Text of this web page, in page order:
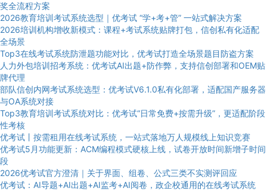
奖全流程方案
2026教育培训考试系统选型｜优考试 “学+考+管” 一站式解决方案
2026培训机构增收新模式：课程+考试系统贴牌打包，信创私有化适配
全场景
Top3在线考试系统防泄题功能对比，优考试打造全场景题目防盗方案
人力外包培训招考系统：优考试AI出题+防作弊，支持信创部署和OEM贴
牌代理
部队信创内网考试系统选型：优考试V6.1.0私有化部署，适配国产服务器
与OA系统对接
Top3教育培训考试系统对比：优考试“日常免费+按需升级”，更适配阶段
性考核
优考试丨按需租用在线考试系统，一站式落地万人规模线上知识竞赛
优考试5月功能更新：ACM编程模式硬核上线，试卷开放时间新增子时间
段
2026优考试官方澄清｜关于界面、组卷、公式三类不实测评回应
优考试：AI导题+AI出题+AI监考+AI阅卷，政企校通用的在线考试系统